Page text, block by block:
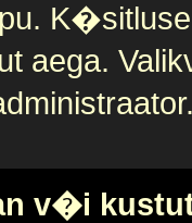
aega.
v�i